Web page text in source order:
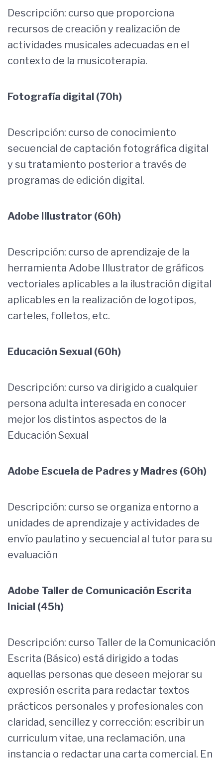
Descripción: curso que proporciona
recursos de creación y realización de
actividades musicales adecuadas en el
contexto de la musicoterapia.
Fotografía digital (70h)
Descripción: curso de conocimiento
secuencial de captación fotográfica digital
y su tratamiento posterior a través de
programas de edición digital.
Adobe Illustrator (60h)
Descripción: curso de aprendizaje de la
herramienta Adobe Illustrator de gráficos
vectoriales aplicables a la ilustración digital
aplicables en la realización de logotipos,
carteles, folletos, etc.
Educación Sexual (60h)
Descripción: curso va dirigido a cualquier
persona adulta interesada en conocer
mejor los distintos aspectos de la
Educación Sexual
Adobe Escuela de Padres y Madres (60h)
Descripción: curso se organiza entorno a
unidades de aprendizaje y actividades de
envío paulatino y secuencial al tutor para su
evaluación
Adobe Taller de Comunicación Escrita
Inicial (45h)
Descripción: curso Taller de la Comunicación
Escrita (Básico) está dirigido a todas
aquellas personas que deseen mejorar su
expresión escrita para redactar textos
prácticos personales y profesionales con
claridad, sencillez y corrección: escribir un
curriculum vitae, una reclamación, una
instancia o redactar una carta comercial. En